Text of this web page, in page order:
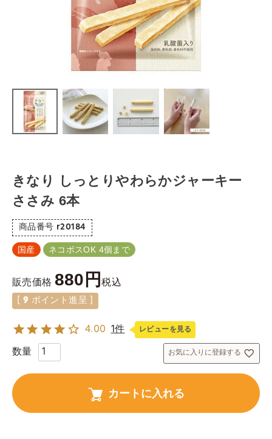
きなり しっとりやわらかジャーキー
ささみ 6本
商品番号 r20184
国産 ネコポスOK 4個まで
販売価格 880 税込
9 ポイント進呈 ]
4.00 1件 レビューを見る
お気に入りに登録する
カートに入れる